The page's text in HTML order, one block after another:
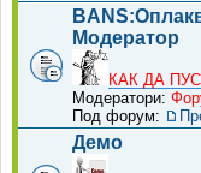
Модератор
КАК ДА
Модератори:
Под форум:
Демо